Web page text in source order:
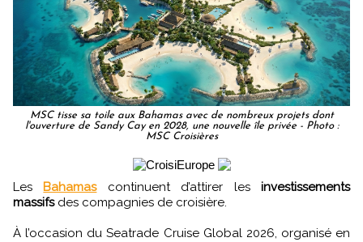
MSC tisse sa toile aux Bahamas avec de nombreux projets dont
l'ouverture de Sandy Cay en 2028, une nouvelle île privée - Photo :
MSC Croisières
Les Bahamascontinuent d’attirer lesinvestissements
massifsdes compagnies de croisière.
À l’occasion du Seatrade Cruise Global 2026, organisé en